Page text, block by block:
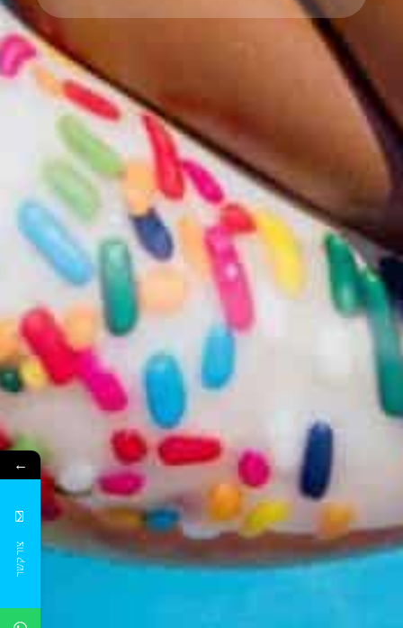
←
צור קשר